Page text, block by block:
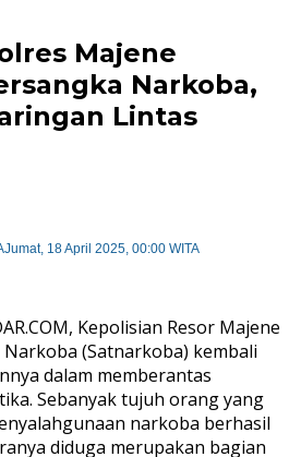
Majene
Narkoba,
Lintas
Jumat, 18 April 2025, 00:00 WITA
Kepolisian Resor Majene
Narkoba (Satnarkoba) kembali
dalam memberantas
Sebanyak tujuh orang yang
narkoba berhasil
diduga merupakan bagian